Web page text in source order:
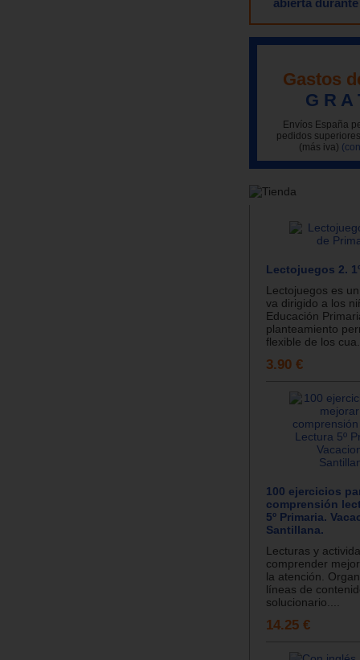
abierta
Gastos
G R A
Envíos España
pedidos
(más iva)
Lectojuegos 2.
Lectojuegos es
va dirigido a los
Educación
planteamiento
flexible de los
3.90 €
100 ejercicios
comprensión
5º Primaria.
Santillana.
Lecturas y
comprender
la atención.
líneas de
solucionario....
14.25 €